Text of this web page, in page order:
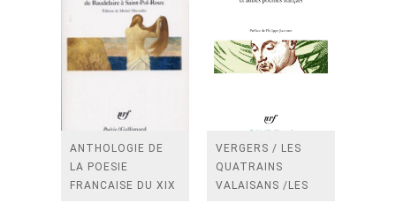
ANTHOLOGIE DE
LA POESIE
FRANCAISE DU XIX
VERGERS / LES
QUATRAINS
VALAISANS /LES